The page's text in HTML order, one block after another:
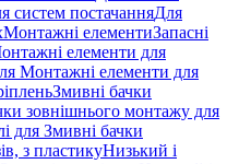
систем постачанняДля
Монтажні елементиЗапасні
елементи для
Монтажні елементи для
Змивні бачки
зовнішнього монтажу для
для Змивні бачки
з пластикуНизький і